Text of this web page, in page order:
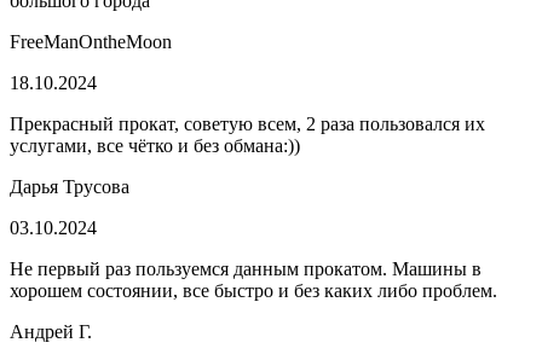
FreeManOntheMoon
18.10.2024
Прекрасный прокат, советую всем, 2 раза пользовался их
услугами, все чётко и без обмана:))
Дарья Трусова
03.10.2024
Не первый раз пользуемся данным прокатом. Машины в
хорошем состоянии, все быстро и без каких либо проблем.
Андрей Г.